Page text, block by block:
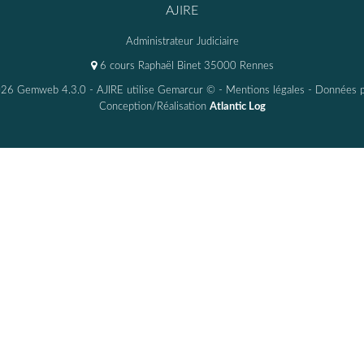
AJIRE
Administrateur Judiciaire
6 cours Raphaël Binet 35000 Rennes
Gemweb 4.3.0 - AJIRE utilise Gemarcur © - Mentions légales - Données
Conception/Réalisation Atlantic Log